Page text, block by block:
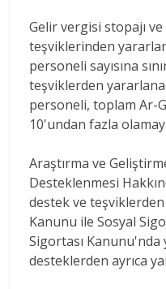
Gelir vergisi stopajı
teşviklerinden
personeli sayısına
teşviklerden
personeli, toplam Ar-
10'undan fazla
Araştırma ve
Desteklenmesi
destek ve
Kanunu ile Sosyal
Sigortası Kanunu'nda
desteklerden ayrıca